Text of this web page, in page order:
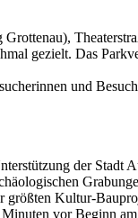
gezielt. Das
und
der Stadt
Kultur-
vor Beginn